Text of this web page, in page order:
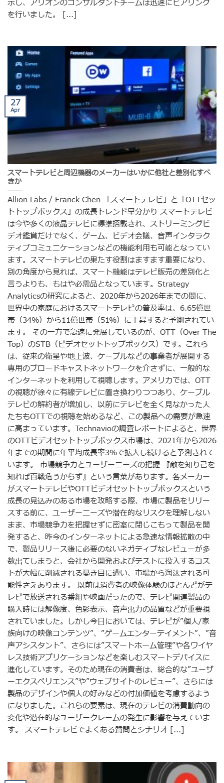
示し、アリオンのコンサルタントチームは迅速にヒアリング
を行いました。 [...]
スマートテレビと周辺機器のメーカーはいかに他社と差別化すべ
きか
Allion Labs / Franck Chen 「スマートテレビ」と「OTTセッ
トトップボックス」の成長トレンド早分かり スマートテレビ
は今や多くの液晶テレビに標準搭載され、ストリーミングビ
デオ鑑賞だけでなく、ゲーム、ビデオ会議、音声インタラク
ティブコミュニケーションなどの機能利用も可能となってい
ます。スマートテレビの果たす役割はますます重要になり、
別の角度から見れば、スマート機能はテレビ販売の差別化と
言うよりも、もはや必需品となっています。Strategy
Analyticsの研究によると、2020年から2026年までの間に、
世界中の家庭におけるスマートテレビの普及率は、6.65億世
帯（34%）から11億世帯（51%）に上昇すると予測されてい
ます。 その一方で急速に発展しているのが、OTT（Over The
Top）のSTB（ビデオセットトップボックス）です。これら
は、従来の衛星や地上波、ケーブルなどの事業者が展開する
専用のブロードキャストネットワークを介さずに、一般的な
インターネットを利用して視聴します。アメリカでは、OTT
の視聴が徐々に有線テレビに置き換わりつつあり、ケーブル
テレビの解約者が増加し、以前にテレビを全く見なかった人
たちもOTTでの視聴を始めるなど、この製品への需要が急速
に高まっています。Technavioの調査レポートによると、世界
のOTTビデオセットトップボックス市場は、2021年から2026
年までの期間に年平均成長率3％で拡大し続けると予測されて
います。 市場競争力とユーザーニーズの把握 『敵を知り己を
知れば百戦危うからず』という言葉があります。各メーカー
がスマートテレビやOTTビデオセットトップボックスという
成長の見込みのある市場を攻略する際、市場に製品をリリー
スする前に、ユーザーニーズや潜在的なリスクを理解しない
まま、市場競争力を把握せずに密室に閉じこもって製品を開
発すると、昨今のインターネットによる急速な情報拡散の中
で、製品リリース後に必要のないネガティブなレビューが多
数出てしまうと、会社から開発およびテストに投入するコス
トが大幅に削減される憂き目に遭い、市場から淘汰される可
能性さえあります。 以前は消費者の映像体験のほとんどがテ
レビで放送される番組や映画だったので、テレビ関連製品の
購入時には解像度、色彩表示、音声出力の品質などが重要視
されていました。しかし今日においては、テレビが”個人/家
族向けの映像コンテンツ”、”ゲームエンターテイメント”、”音
声アシスタント”、さらには”スマートホーム管理”や各ワイヤ
レス技術アプリケーションなどを楽しむスマートデバイスに
進化しています。そのため現在の消費者は、総合的な”ユーザ
ーエクスペリエンス”や”ウェブサイトのレビュー”、さらには
製品のデザインや個人の好みなどの付加価値を考慮するよう
になりました。これらの要素は、現在のテレビの消費動向の
変化や潜在的なユーザークレームの発生に影響を与えていま
す。 スマートテレビでよくある質問とシナリオ [...]
27
Apr